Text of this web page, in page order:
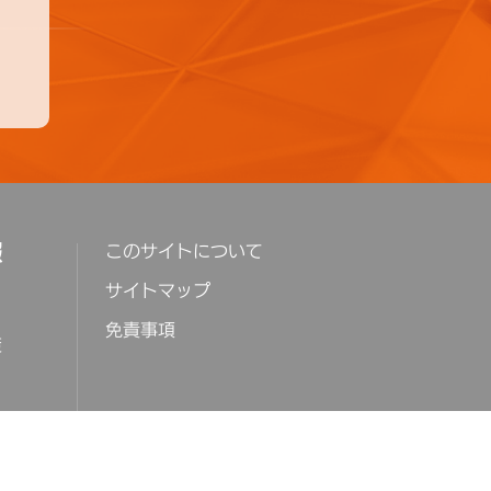
このサイトについて
サイトマップ
免責事項